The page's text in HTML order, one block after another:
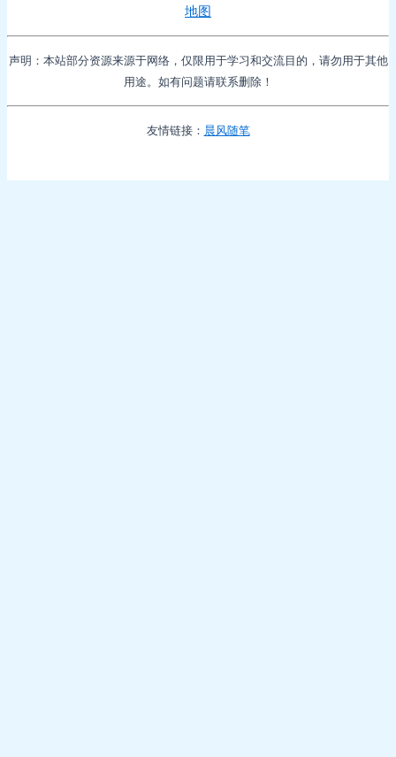
地图
声明：本站部分资源来源于网络，仅限用于学习和交流目的，请勿用于其他
用途。如有问题请联系删除！
友情链接： 晨风随笔